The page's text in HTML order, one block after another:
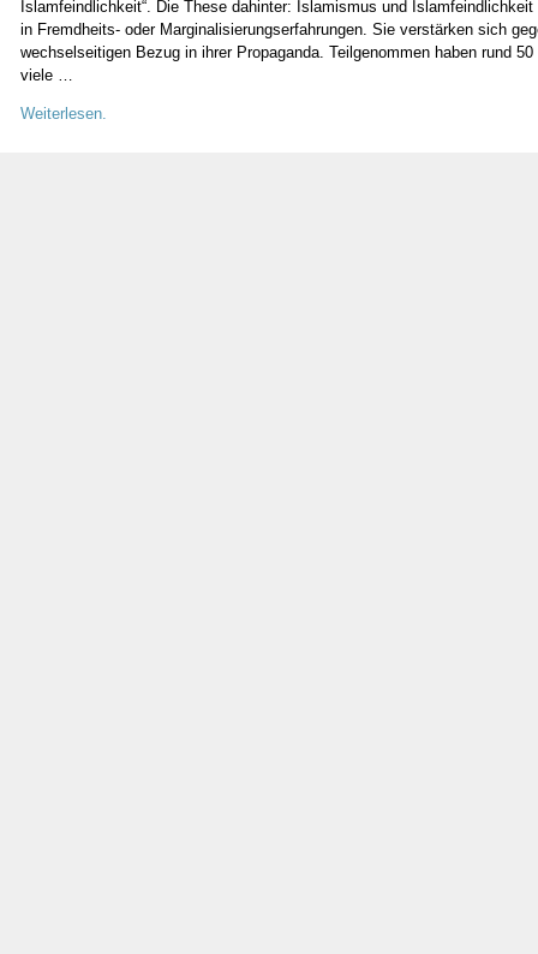
Islamfeindlichkeit“. Die These dahinter: Islamismus und Islamfeindlichkeit
in Fremdheits- oder Marginalisierungserfahrungen. Sie verstärken sich
wechselseitigen Bezug in ihrer Propaganda. Teilgenommen haben rund
viele …
Weiterlesen.